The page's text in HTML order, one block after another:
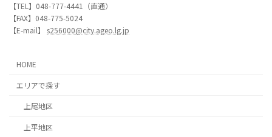
【TEL】048-777-4441（直通）
【FAX】048-775-5024
【E-mail】 s256000@city.ageo.lg.jp
HOME
エリアで探す
上尾地区
上平地区